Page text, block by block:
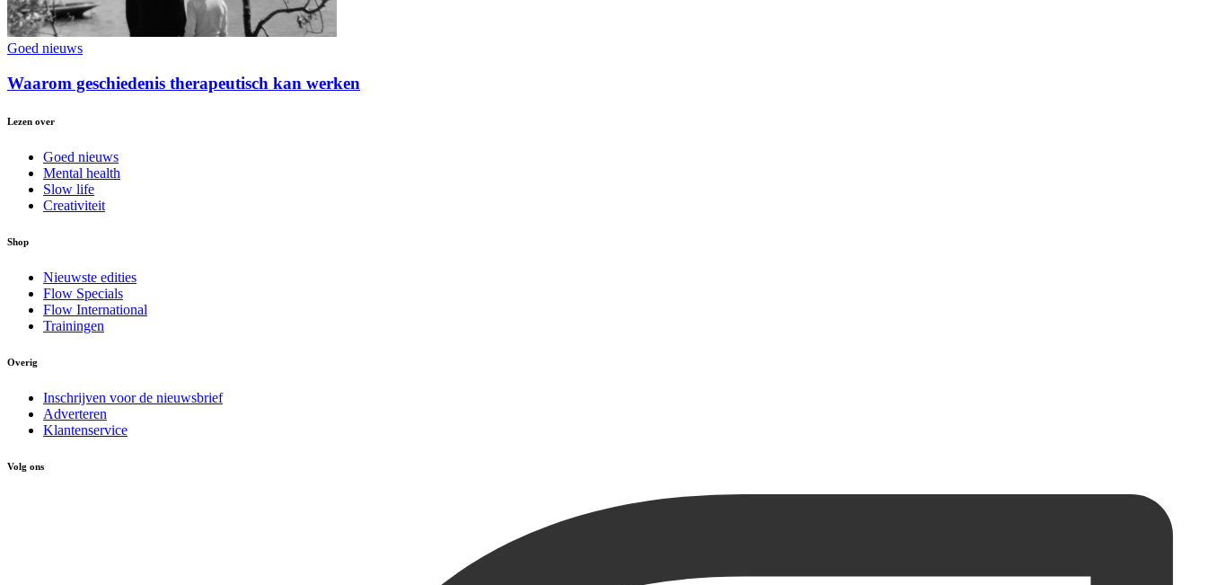
Goed nieuws
Waarom geschiedenis therapeutisch kan werken
Lezen over
Goed nieuws
Mental health
Slow life
Creativiteit
Shop
Nieuwste edities
Flow Specials
Flow International
Trainingen
Overig
Inschrijven voor de nieuwsbrief
Adverteren
Klantenservice
Volg ons